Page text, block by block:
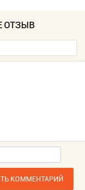
ОТЗЫВ
КОММЕНТАРИЙ